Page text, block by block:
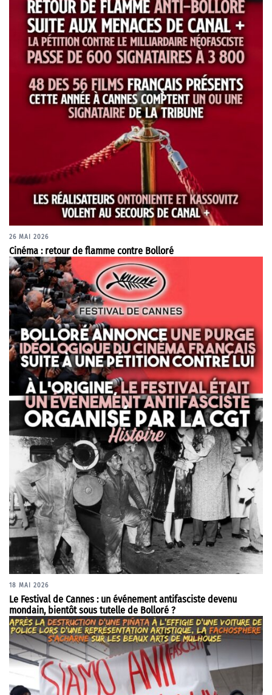
26 MAI 2026
Cinéma : retour de flamme contre Bolloré
18 MAI 2026
Le Festival de Cannes : un événement antifasciste devenu
mondain, bientôt sous tutelle de Bolloré ?